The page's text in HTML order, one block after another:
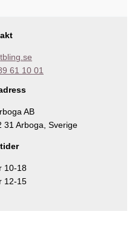
61 10 01
AB
31 Arboga, Sverige
10-18
12-15